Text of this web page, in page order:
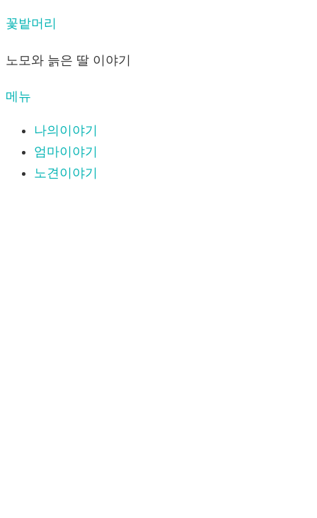
내
으
꽃밭머리
노모와 늙은 딸 이야기
메뉴
나의이야기
엄마이야기
노견이야기